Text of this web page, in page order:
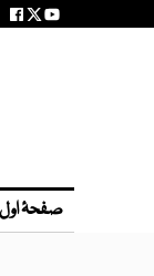
صفحۂ اول